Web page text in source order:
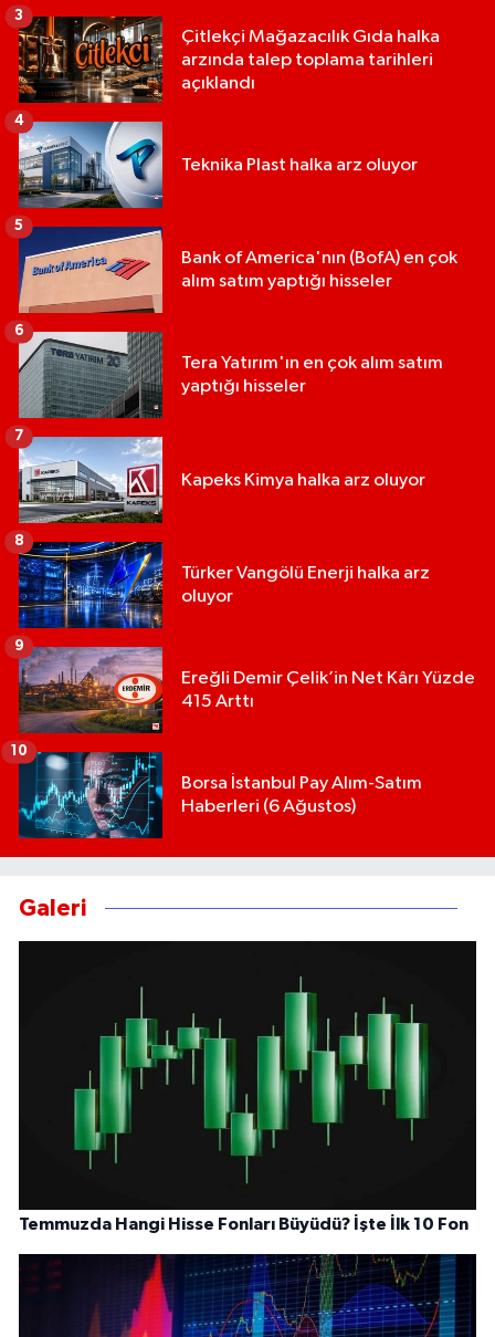
Çitlekçi Mağazacılık Gıda halka
arzında talep toplama tarihleri
açıklandı
3
Teknika Plast halka arz oluyor
4
Bank of America'nın (BofA) en çok
alım satım yaptığı hisseler
5
Tera Yatırım'ın en çok alım satım
yaptığı hisseler
6
Kapeks Kimya halka arz oluyor
7
Türker Vangölü Enerji halka arz
oluyor
8
Ereğli Demir Çelik’in Net Kârı Yüzde
415 Arttı
9
Borsa İstanbul Pay Alım-Satım
Haberleri (6 Ağustos)
10
Galeri
Temmuzda Hangi Hisse Fonları Büyüdü? İşte İlk 10 Fon